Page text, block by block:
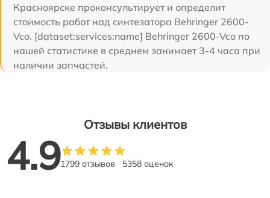
Красноярске проконсультирует и определит
стоимость работ над синтезатора Behringer 2600-
Vco. [dataset:services:name] Behringer 2600-Vco по
нашей статистике в среднем занимает 3-4 часа при
наличии запчастей.
Отзывы клиентов
4.91799 отзывов 5358 оценок